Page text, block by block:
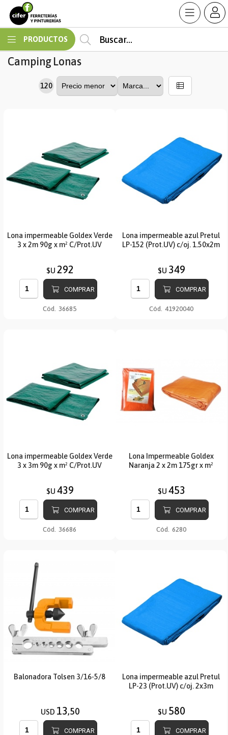
PRODUCTOS
Camping Lonas
120
Lona impermeable Goldex Verde
3 x 2m 90g x m² C/Prot.UV
$U 292
COMPRAR
Cód. 36685
Lona impermeable azul Pretul
LP-152 (Prot.UV) c/oj. 1.50x2m
$U 349
COMPRAR
Cód. 41920040
Lona impermeable Goldex Verde
3 x 3m 90g x m² C/Prot.UV
$U 439
COMPRAR
Cód. 36686
Lona Impermeable Goldex
Naranja 2 x 2m 175gr x m²
$U 453
COMPRAR
Cód. 6280
Balonadora Tolsen 3/16-5/8
USD 13,50
COMPRAR
Lona impermeable azul Pretul
LP-23 (Prot.UV) c/oj. 2x3m
$U 580
COMPRAR